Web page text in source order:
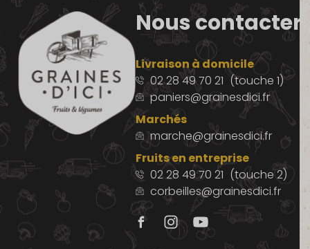
Nous contacter
Livraison à domicile
02 28 49 70 21 (touche 1)
paniers@grainesdici.fr
Marchés
marche@grainesdici.fr
Fruits en entreprise
02 28 49 70 21 (touche 2)
corbeilles@grainesdici.fr